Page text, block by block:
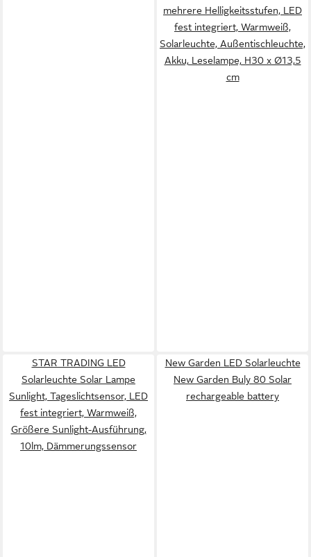
mehrere Helligkeitsstufen, LED
fest integriert, Warmweiß,
Solarleuchte, Außentischleuchte,
Akku, Leselampe, H30 x Ø13,5
cm
STAR TRADING LED
Solarleuchte Solar Lampe
Sunlight, Tageslichtsensor, LED
fest integriert, Warmweiß,
Größere Sunlight-Ausführung,
10lm, Dämmerungssensor
New Garden LED Solarleuchte
New Garden Buly 80 Solar
rechargeable battery